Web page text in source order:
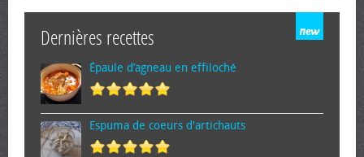
Dernières recettes
Épaule d’agneau en effiloché
Espuma de cœurs d'artichauts